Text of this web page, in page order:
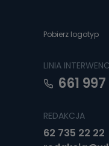
Pobierz logotyp
LINIA
661
REDAKCJA
62 735 22 22